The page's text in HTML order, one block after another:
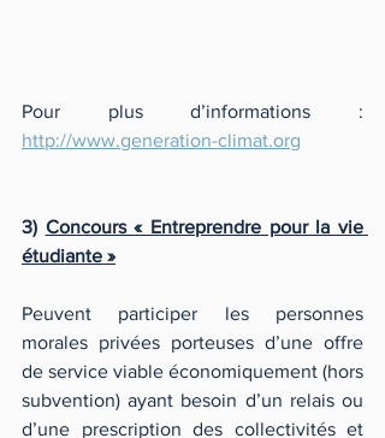
http://www.generation-climat.org
3) Concours « Entreprendre pour la vie
étudiante »
Peuvent participer les personnes
morales privées porteuses d’une offre
de service viable économiquement (hors
subvention) ayant besoin d’un relais ou
d’une prescription des collectivités et